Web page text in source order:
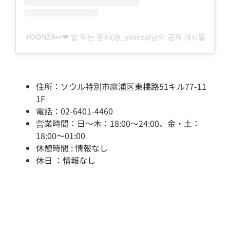
YOONZA👀❤ 밥 먹는 윤자(@_yoonza)님의 공유 게시물
住所：ソウル特別市麻浦区東橋路51キル77-11
1F
電話：02-6401-4460
営業時間：日～木：18:00～24:00、金・土：
18:00～01:00
休憩時間 : 情報なし
休日 ：情報なし